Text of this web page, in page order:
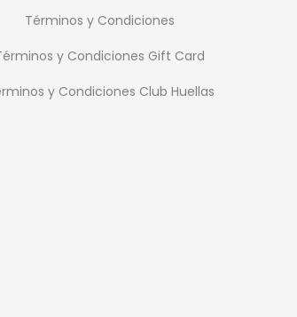
Términos y Condiciones
y Condiciones Gift Card
y Condiciones Club Huellas